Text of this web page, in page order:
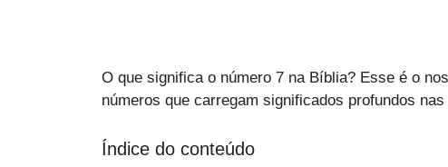
O que significa o número 7 na Bíblia? Esse é o
números que carregam significados profundos
Índice do conteúdo